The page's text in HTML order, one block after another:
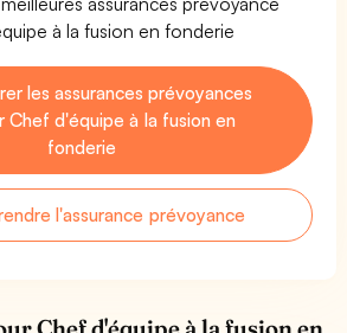
à la fusion en fonderie
les assurances prévoyances
Chef d'équipe à la fusion en
fonderie
l'assurance prévoyance